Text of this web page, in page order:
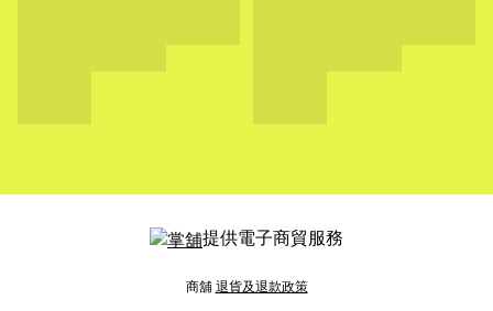
提供電子商貿服務
商舖 退貨及退款政策